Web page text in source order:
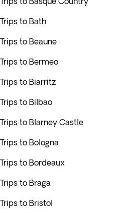
Trips to Bath
Trips to Beaune
Trips to Bermeo
Trips to Biarritz
Trips to Bilbao
Trips to Blarney Castle
Trips to Bologna
Trips to Bordeaux
Trips to Braga
Trips to Bristol